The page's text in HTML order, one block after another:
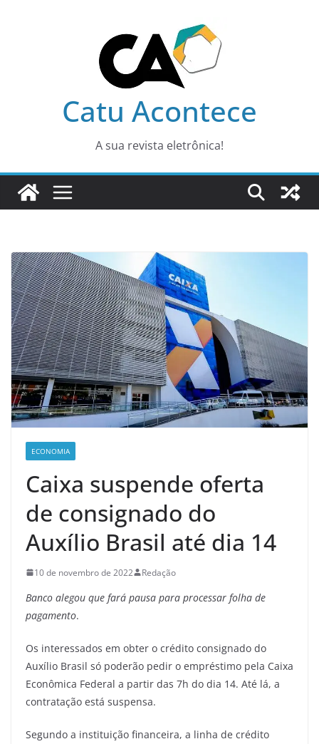
Catu Acontece
A sua revista eletrônica!
ECONOMIA
Caixa suspende oferta
de consignado do
Auxílio Brasil até dia 14
10 de novembro de 2022 Redação
Banco alegou que fará pausa para processar folha de
pagamento.
Os interessados em obter o crédito consignado do
Auxílio Brasil só poderão pedir o empréstimo pela Caixa
Econômica Federal a partir das 7h do dia 14. Até lá, a
contratação está suspensa.
Segundo a instituição financeira, a linha de crédito